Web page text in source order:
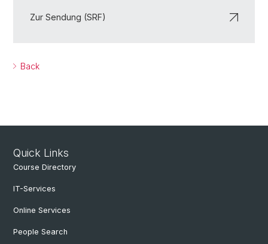
Zur Sendung (SRF)
Back
Quick Links
Course Directory
IT-Services
Online Services
People Search